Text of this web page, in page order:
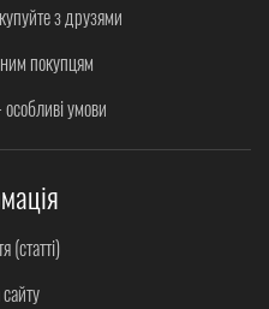
з друзями
покупцям
умови
(статті)